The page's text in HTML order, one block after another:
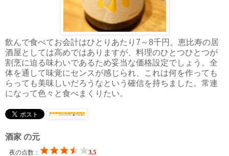
飲んで食べてお会計はひとりあたり7～8千円。恵比寿の居
酒屋としては高めではありますが、料理のひとつひとつが
割烹に迫る味わいであるため妥当な価格設定でしょう。全
体を通して味覚にセンスが感じられ、これは何を作っても
らっても美味しいだろうなという確信を持ちました。常連
になって色々と食べまくりたい。
酒家 の元